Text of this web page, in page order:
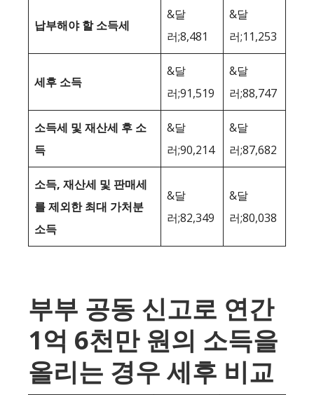
납부해야 할 소득세
&달
러;8,481
&달
러;11,253
세후 소득
&달
러;91,519
&달
러;88,747
소득세 및 재산세 후 소
득
&달
러;90,214
&달
러;87,682
소득, 재산세 및 판매세
를 제외한 최대 가처분
소득
&달
러;82,349
&달
러;80,038
부부 공동 신고로 연간
1억 6천만 원의 소득을
올리는 경우 세후 비교